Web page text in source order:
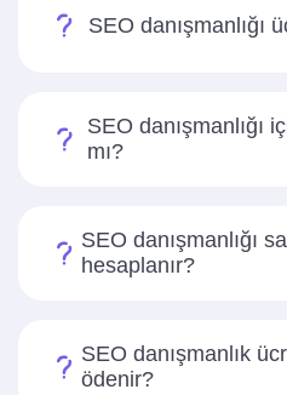
SEO danışmanlığı
SEO danışmanlığı
mı?
SEO danışmanlığı
hesaplanır?
SEO danışmanlık
ödenir?